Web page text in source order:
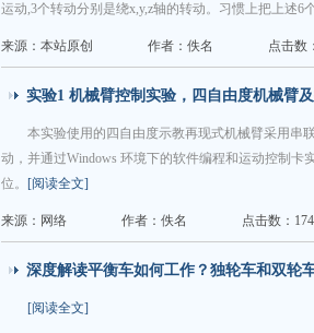
运动,3个转动分别是绕x,y,z轴的转动。习惯上把上述6
来源：本站原创 作者：佚名 点击数
实验1 机械臂控制实验，四自由度机械臂
本实验使用的四自由度示教再现式机械臂采用串
动，并通过Windows 环境下的软件编程和运动控制
位。 [阅读全文]
来源：网络 作者：佚名 点击数：
深度解读平衡车如何工作？独轮车和双轮
[阅读全文]